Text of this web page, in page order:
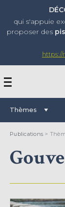
qui s'appuie
proposer des
Thèmes
Publications >